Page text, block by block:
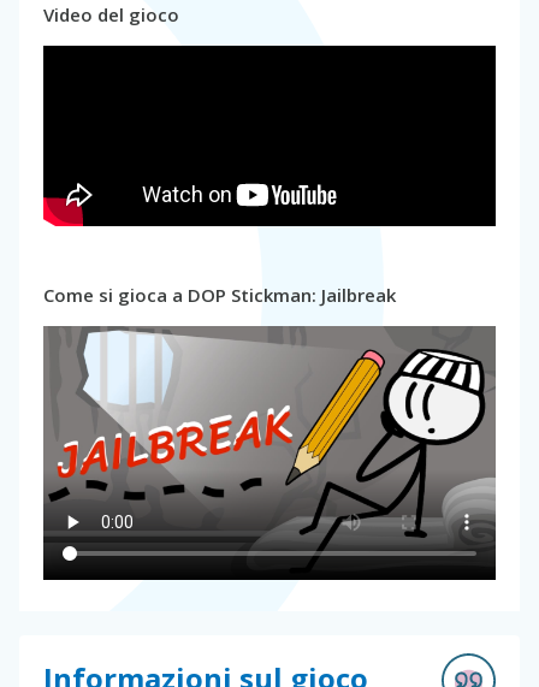
Video del gioco
Come si gioca a DOP Stickman: Jailbreak
Informazioni sul gioco